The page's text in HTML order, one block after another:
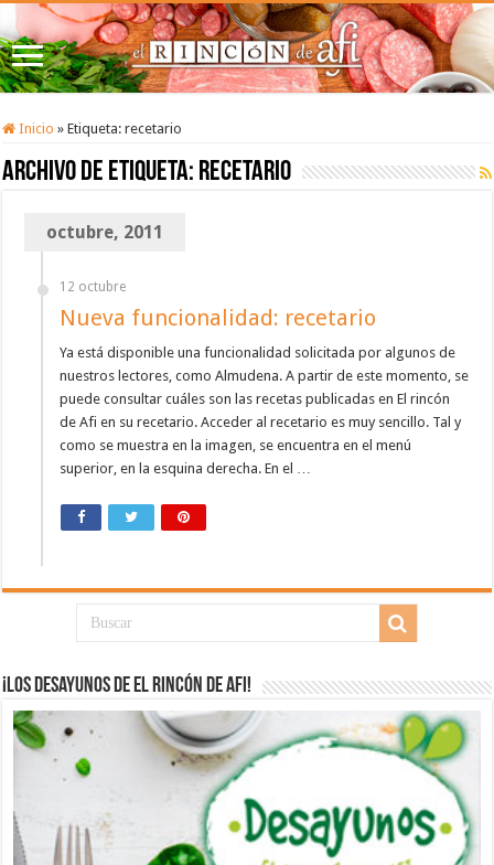
Inicio » Etiqueta:recetario
Archivo de etiqueta: recetario
octubre, 2011
12 octubre
Nueva funcionalidad: recetario
Ya está disponible una funcionalidad solicitada por algunos de
nuestros lectores, como Almudena. A partir de este momento, se
puede consultar cuáles son las recetas publicadas en El rincón
de Afi en su recetario. Acceder al recetario es muy sencillo. Tal y
como se muestra en la imagen, se encuentra en el menú
superior, en la esquina derecha. En el …
¡Los desayunos de El Rincón de Afi!